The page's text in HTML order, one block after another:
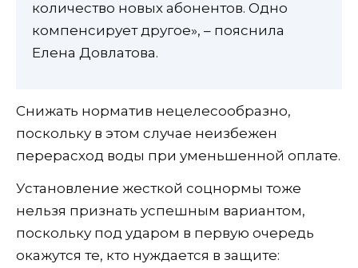
количество новых абонентов. Одно
компенсирует другое», – пояснила
Елена Довлатова.
Снижать норматив нецелесообразно,
поскольку в этом случае неизбежен
перерасход воды при уменьшенной оплате.
Установление жесткой соцнормы тоже
нельзя признать успешным вариантом,
поскольку под ударом в первую очередь
окажутся те, кто нуждается в защите: